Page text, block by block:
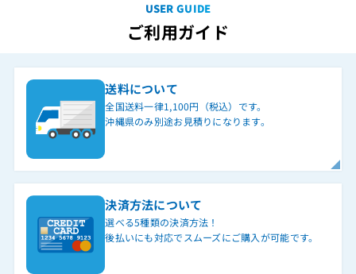
USER GUIDE
ご利用ガイド
送料について
全国送料一律1,100円（税込）です。
沖縄県のみ別途お見積りになります。
決済方法について
選べる5種類の決済方法！
後払いにも対応でスムーズにご購入が可能です。